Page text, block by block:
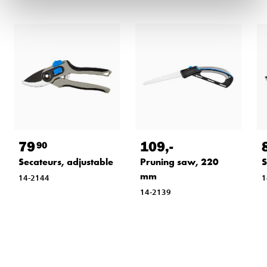
7990
Secateurs, adjustable
14-2144
109,-
Pruning saw, 220
mm
14-2139